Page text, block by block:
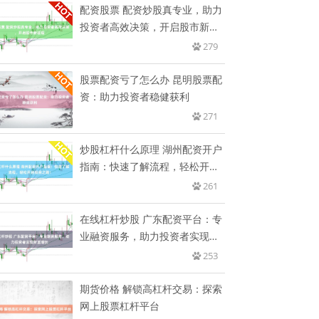
配资股票 配资炒股真专业，助力
投资者高效决策，开启股市新征
279
股票配资亏了怎么办 昆明股票配
资：助力投资者稳健获利
271
炒股杠杆什么原理 湖州配资开户
指南：快速了解流程，轻松开启
261
在线杠杆炒股 广东配资平台：专
业融资服务，助力投资者实现财
253
期货价格 解锁高杠杆交易：探索
网上股票杠杆平台